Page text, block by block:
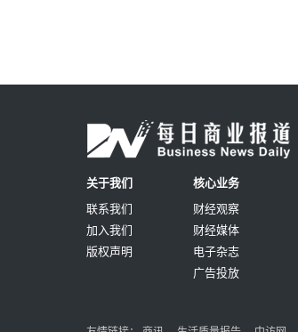
关于我们
联系我们
加入我们
版权声明
核心业务
财经观察
财经媒体
电子杂志
广告投放